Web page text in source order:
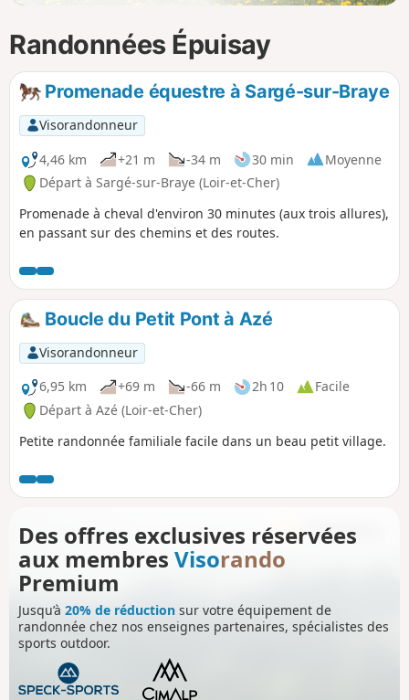
Randonnées Épuisay
Promenade équestre à Sargé-sur-Braye
Visorandonneur
4,46 km
+21 m -34 m 30 min
Moyenne
Départ à Sargé-sur-Braye (Loir-et-Cher)
Promenade à cheval d'environ 30 minutes (aux trois allures),
en passant sur des chemins et des routes.
Boucle du Petit Pont à Azé
Visorandonneur
6,95 km
+69 m -66 m 2h 10
Facile
Départ à Azé (Loir-et-Cher)
Petite randonnée familiale facile dans un beau petit village.
Des offres exclusives réservées
aux membres Visorando
Premium
Jusqu’à 20% de réduction sur votre équipement de
randonnée chez nos enseignes partenaires, spécialistes des
sports outdoor.